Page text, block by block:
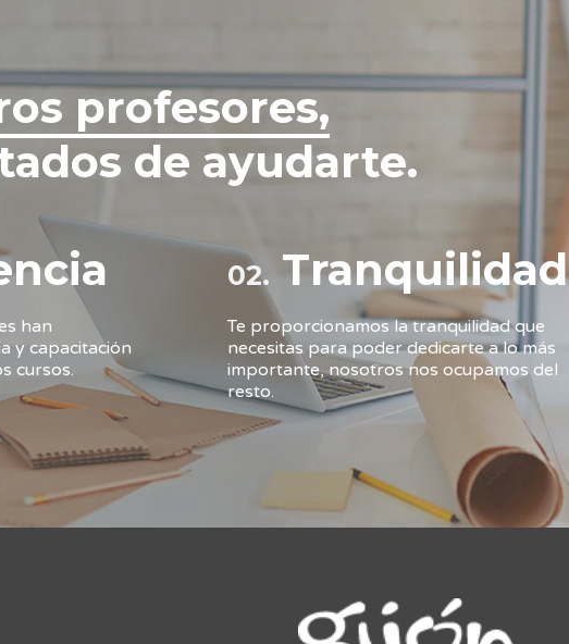
profesores,
de ayudarte.
han
y capacitación
cursos.
02.Tranquilidad
Te proporcionamos la tranquilidad que
necesitas para poder dedicarte a lo más
importante, nosotros nos ocupamos del
resto.